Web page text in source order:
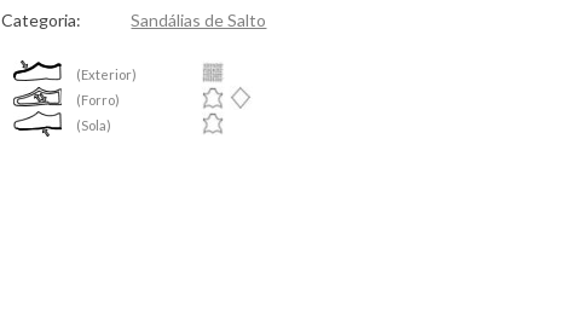
Categoria: Sandálias de Salto
(Exterior)
(Forro)
(Sola)